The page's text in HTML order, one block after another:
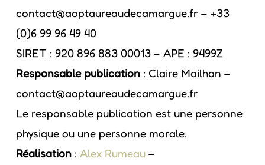
contact@aoptaureaudecamargue.fr – +33
(0)6 99 96 49 40
SIRET : 920 896 883 00013 – APE : 9499Z
Responsable publication: Claire Mailhan –
contact@aoptaureaudecamargue.fr
Le responsable publication est une personne
physique ou une personne morale.
Réalisation: Alex Rumeau–